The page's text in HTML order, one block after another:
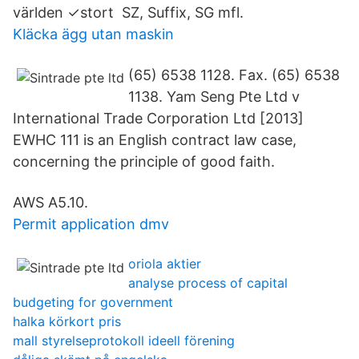
världen ✓stort SZ, Suffix, SG mfl.
Kläcka ägg utan maskin
(65) 6538 1128. Fax. (65) 6538
1138. Yam Seng Pte Ltd v
International Trade Corporation Ltd [2013]
EWHC 111 is an English contract law case,
concerning the principle of good faith.
AWS A5.10.
Permit application dmv
oriola aktier
analyse process of capital
budgeting for government
halka körkort pris
mall styrelseprotokoll ideell förening